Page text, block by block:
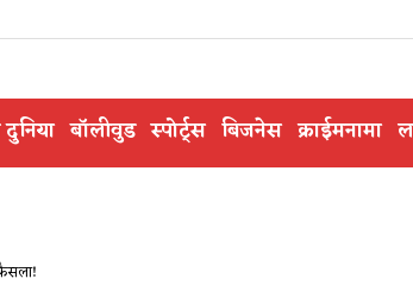
बॉलीवुड स्पोर्ट्स बिजनेस क्राईमनामा